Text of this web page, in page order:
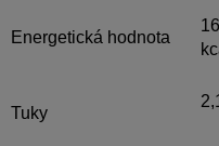
Energetická hodnota
Tuky